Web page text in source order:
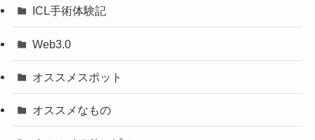
ICL手術体験記
Web3.0
オススメスポット
オススメなもの